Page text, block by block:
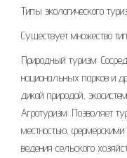
Типы экологического
Существует множество
Природный туризм:
национальных парков и
дикой природой,
Агротуризм: Позволяет
местностью,
ведения сельского